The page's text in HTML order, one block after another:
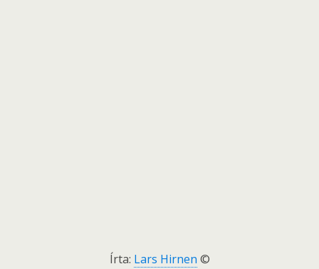
Írta: Lars Hirnen ©